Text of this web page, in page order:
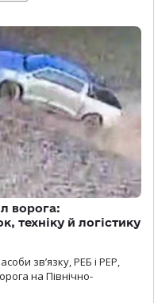
ворога:
техніку й логістику
зв’язку, РЕБ і РЕР,
на Північно-